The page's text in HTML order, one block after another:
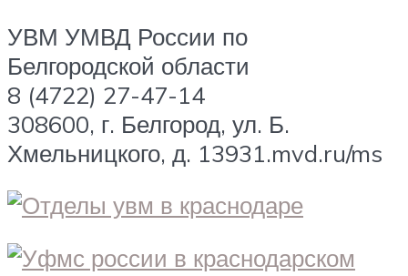
УВМ УМВД России по
Белгородской области
8 (4722) 27-47-14
308600, г. Белгород, ул. Б.
Хмельницкого, д. 13931.mvd.ru/ms